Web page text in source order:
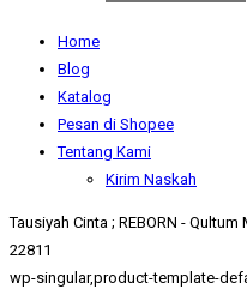
Home
Blog
Katalog
Pesan di Shopee
Tentang Kami
Kirim Naskah
Tausiyah Cinta ; REBORN - Qultum
22811
wp-singular,product-template-